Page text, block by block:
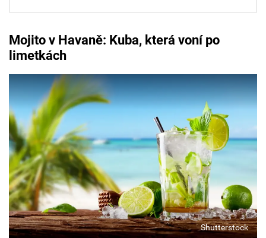
Mojito v Havaně: Kuba, která voní po
limetkách
Shutterstock